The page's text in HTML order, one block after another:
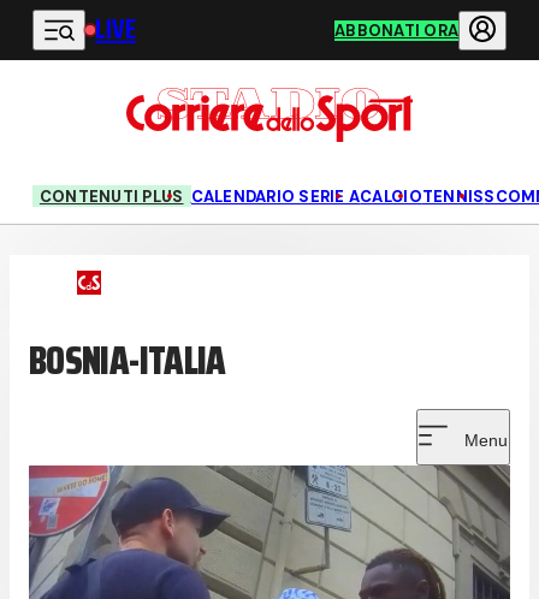
Vai al contenuto principale
LIVE ABBONATI ORA
CONTENUTI PLUS CALENDARIO SERIE ACALCIOTENNIS
BOSNIA-ITALIA
Menu